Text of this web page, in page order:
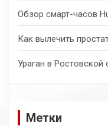
Обзор смарт-часов
Как вылечить
Ураган в Ростовской
Метки